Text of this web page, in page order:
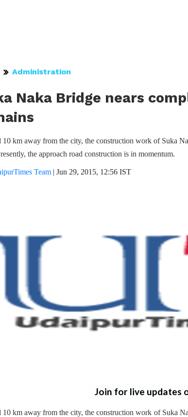
Administration
Naka Bridge nears
10 km away from the city, the construction work of Suka
the approach road construction is in momentum.
Team | Jun 29, 2015, 12:56 IST
Join for live updates
10 km away from the city, the construction work of Suka